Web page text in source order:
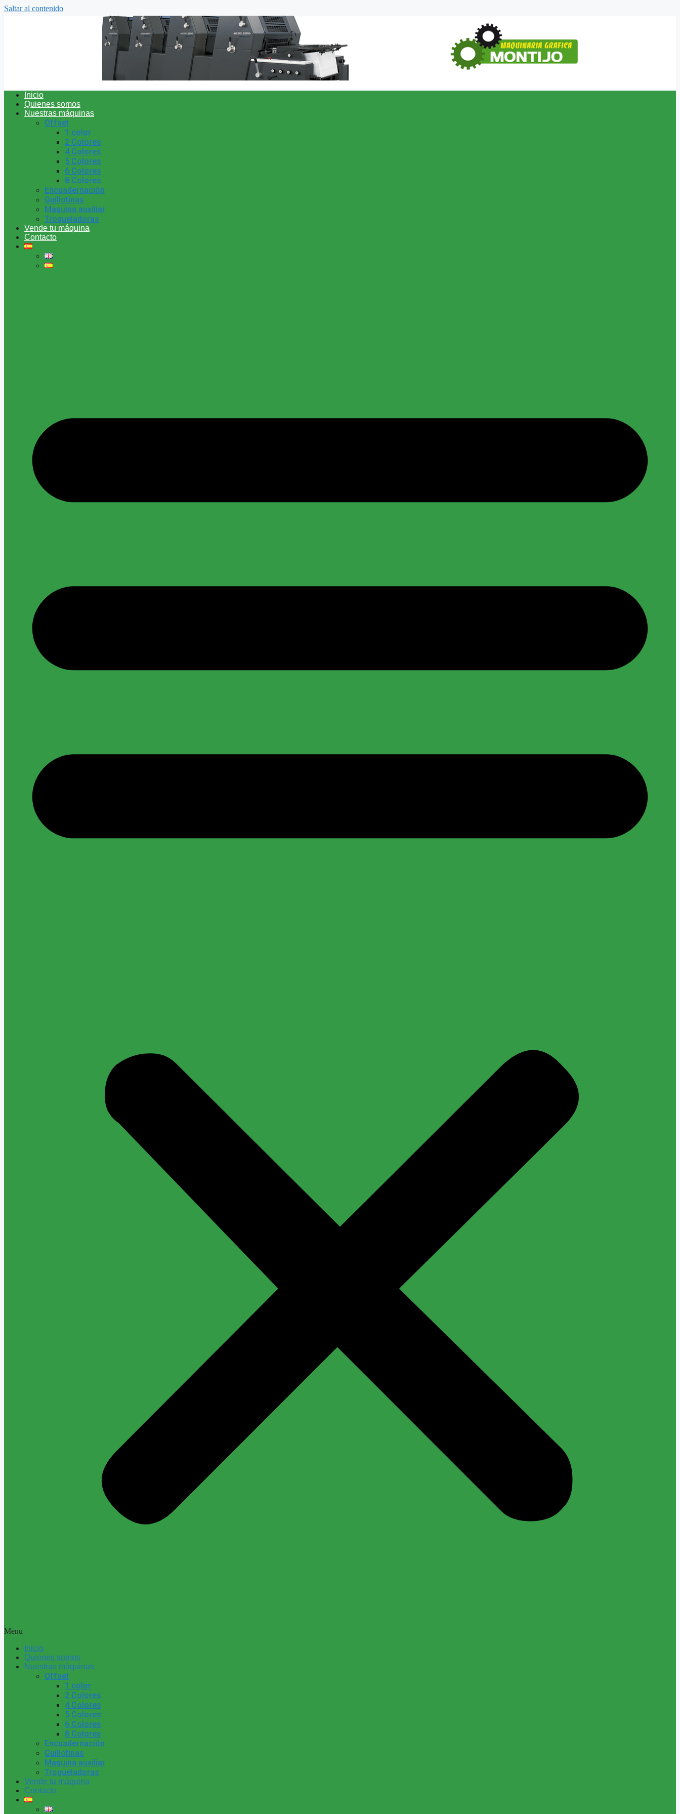
Saltar al contenido
Inicio
Quienes somos
Nuestras máquinas
Offset
1 color
2 Colores
4 Colores
5 Colores
6 Colores
8 Colores
Encuadernación
Guillotinas
Maquina auxiliar
Troqueladoras
Vende tu máquina
Contacto
Menu
Inicio
Quienes somos
Nuestras máquinas
Offset
1 color
2 Colores
4 Colores
5 Colores
6 Colores
8 Colores
Encuadernación
Guillotinas
Maquina auxiliar
Troqueladoras
Vende tu máquina
Contacto